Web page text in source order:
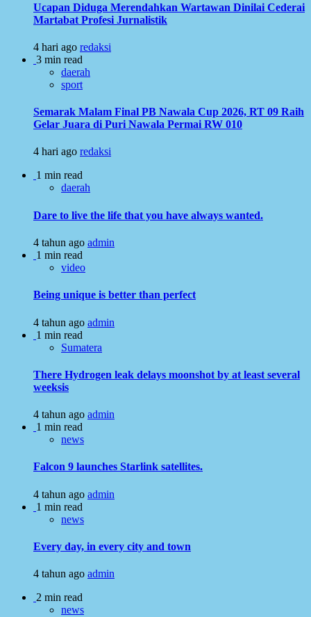
Ucapan Diduga Merendahkan Wartawan Dinilai Cederai
Martabat Profesi Jurnalistik
4 hari ago redaksi
3 min read
daerah
sport
Semarak Malam Final PB Nawala Cup 2026, RT 09 Raih
Gelar Juara di Puri Nawala Permai RW 010
4 hari ago redaksi
1 min read
daerah
Dare to live the life that you have always wanted.
4 tahun ago admin
1 min read
video
Being unique is better than perfect
4 tahun ago admin
1 min read
Sumatera
There Hydrogen leak delays moonshot by at least several
weeksis
4 tahun ago admin
1 min read
news
Falcon 9 launches Starlink satellites.
4 tahun ago admin
1 min read
news
Every day, in every city and town
4 tahun ago admin
2 min read
news